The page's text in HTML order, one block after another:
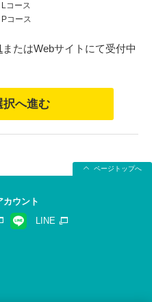
Lコース
Pコース
またはWebサイトにて受付中
択へ進む
ページトップへ
カウント
LINE